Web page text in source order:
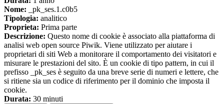
Nome: _pk_ses.1.c0b5
Tipologia: analitico
Proprieta: Prima parte
Descrizione: Questo nome di cookie è associato alla piattaforma di
analisi web open source Piwik. Viene utilizzato per aiutare i
proprietari di siti Web a monitorare il comportamento dei visitatori e
misurare le prestazioni del sito. È un cookie di tipo pattern, in cui il
prefisso _pk_ses è seguito da una breve serie di numeri e lettere, che
si ritiene sia un codice di riferimento per il dominio che imposta il
cookie.
Durata: 30 minuti